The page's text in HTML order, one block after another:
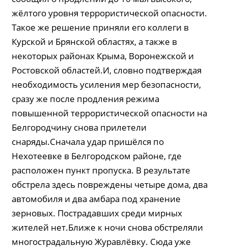
жёлтого уровня террористической опасности.
Такое же решение приняли его коллеги в
Курской и Брянской областях, а также в
некоторых районах Крыма, Воронежской и
Ростовской областей.И, словно подтверждая
необходимость усиления мер безопасности,
сразу же после продления режима
повышенной террористической опасности на
Белгородчину снова прилетели
снаряды.Сначала удар пришёлся по
Нехотеевке в Белгородском районе, где
расположен пункт пропуска. В результате
обстрела здесь повреждены четыре дома, два
автомобиля и два амбара под хранение
зерновых. Пострадавших среди мирных
жителей нет.Ближе к ночи снова обстреляли
многострадальную Журавлёвку. Сюда уже